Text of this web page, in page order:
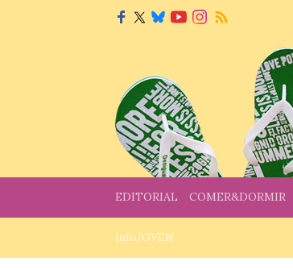
EDITORIAL COMER&DORMIR
InfoJOVEN